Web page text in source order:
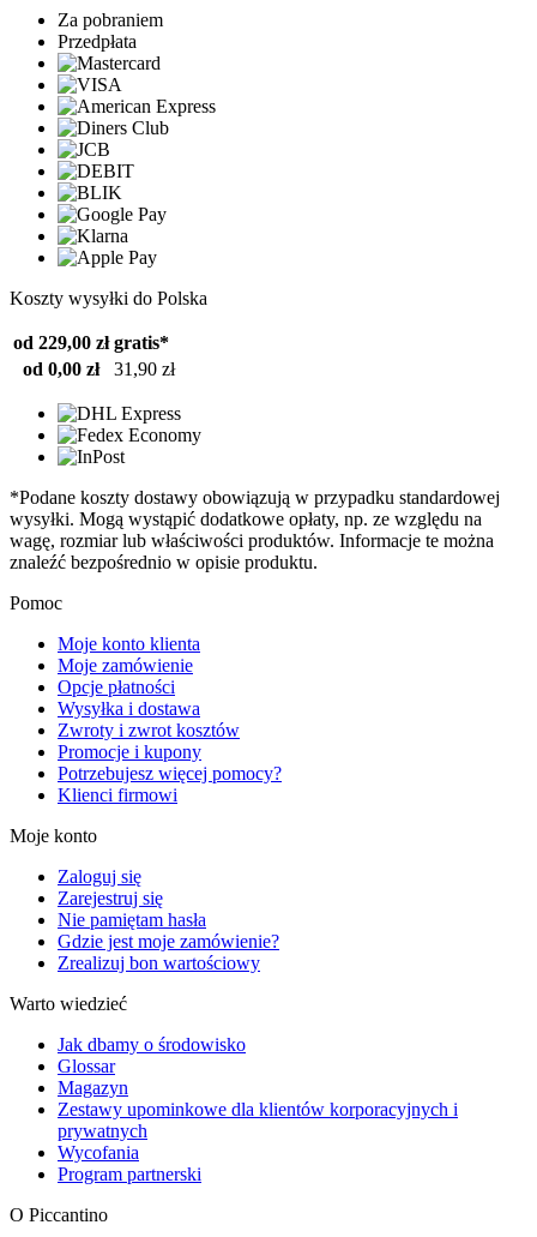
Za pobraniem
Przedpłata
Koszty wysyłki do Polska
od 229,00 zł gratis*
od 0,00 zł
31,90 zł
*Podane koszty dostawy obowiązują w przypadku standardowej
wysyłki. Mogą wystąpić dodatkowe opłaty, np. ze względu na
wagę, rozmiar lub właściwości produktów. Informacje te można
znaleźć bezpośrednio w opisie produktu.
Pomoc
Moje konto klienta
Moje zamówienie
Opcje płatności
Wysyłka i dostawa
Zwroty i zwrot kosztów
Promocje i kupony
Potrzebujesz więcej pomocy?
Klienci firmowi
Moje konto
Zaloguj się
Zarejestruj się
Nie pamiętam hasła
Gdzie jest moje zamówienie?
Zrealizuj bon wartościowy
Warto wiedzieć
Jak dbamy o środowisko
Glossar
Magazyn
Zestawy upominkowe dla klientów korporacyjnych i
prywatnych
Wycofania
Program partnerski
O Piccantino